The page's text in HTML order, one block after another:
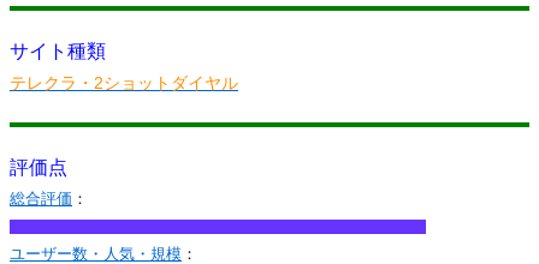
サイト種類
テレクラ・2ショットダイヤル
評価点
総合評価 ：
ユーザー数・人気・規模 ：